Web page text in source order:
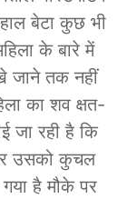
बेटा कुछ भी
के बारे में
जाने तक नहीं
का शव क्षत-
जा रही है कि
उसको कुचल
है मौके पर